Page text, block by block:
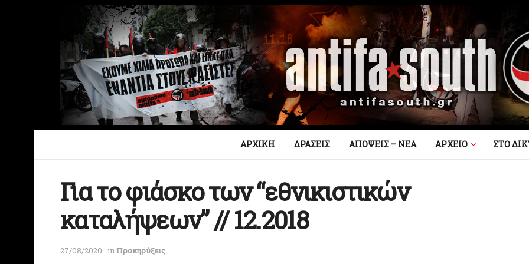
ΑΡΧΙΚΗ ΔΡΑΣΕΙΣ ΑΠΟΨΕΙΣ – ΝΕΑ AΡΧΕΙΟ ΣΤΟ
Για το φιάσκο των “εθνικιστικών
καταλήψεων” // 12.2018
27/08/2020 inΠροκηρύξεις